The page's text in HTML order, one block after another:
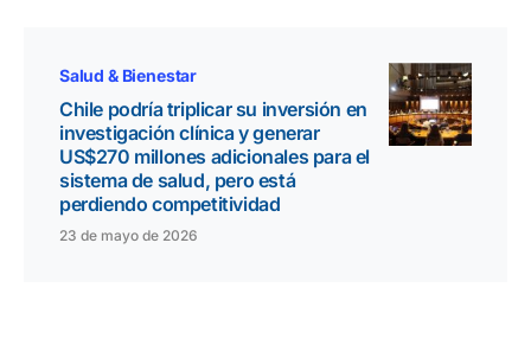
Salud & Bienestar
Chile podría triplicar su inversión en
investigación clínica y generar
US$270 millones adicionales para el
sistema de salud, pero está
perdiendo competitividad
23 de mayo de 2026